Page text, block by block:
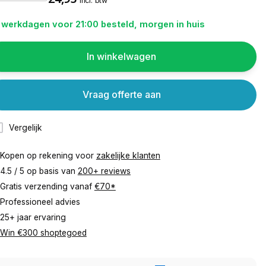
werkdagen voor 21:00 besteld, morgen in huis
In winkelwagen
Vergelijk
Vraag offerte aan
Kopen op rekening voor zakelijke klanten
4.5 / 5 op basis van 200+ reviews
Gratis verzending vanaf €70*
Professioneel advies
25+ jaar ervaring
Win €300 shoptegoed